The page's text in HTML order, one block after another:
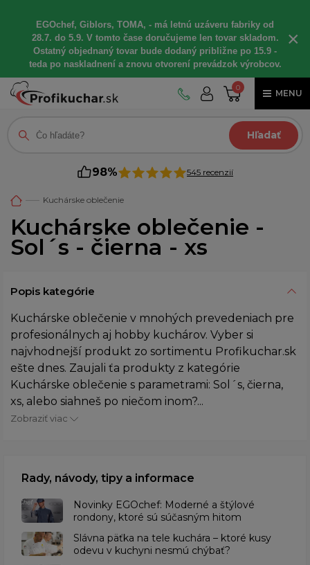
EGOchef, Giblors, TOMA, - má letnú uzáveru fabriky od
28.7. do 5.9. V tomto čase doručujeme len tovar skladom.
Ostatný objednaný tovar bude dodaný približne po 15.9 -
teda po naskladnení a znovu otvorení prevádzok výrobcov.
×
0
MENU
Hľadať
98% 545 recenzií
Kuchárske oblečenie
Kuchárske oblečenie -
Sol´s - čierna - xs
Popis kategórie
Kuchárske oblečenie v mnohých prevedeniach pre
profesionálnych aj hobby kuchárov. Vyber si
najvhodnejší produkt zo sortimentu Profikuchar.sk
ešte dnes. Zaujali ťa produkty z kategórie
Kuchárske oblečenie s parametrami: Sol´s, čierna,
xs, alebo siahneš po niečom inom?...
Zobraziť viac
Rady, návody, tipy a informace
Novinky EGOchef: Moderné a štýlové
rondony, ktoré sú súčasným hitom
Slávna päťka na tele kuchára – ktoré kusy
odevu v kuchyni nesmú chýbať?